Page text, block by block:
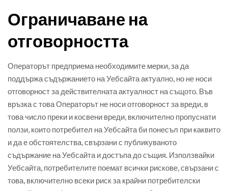
Ограничаване на
отговорността
Операторът предприема необходимите мерки, за да
поддържа съдържанието на Уебсайта актуално, но не носи
отговорност за действителната актуалност на същото. Във
връзка с това Операторът не носи отговорност за вреди, в
това число преки и косвени вреди, включително пропуснати
ползи, които потребител на Уебсайта би понесъл при каквито
и да е обстоятелства, свързани с публикуваното
съдържание на Уебсайта и достъпа до същия. Използвайки
Уебсайта, потребителите поемат всички рискове, свързани с
това, включително всеки риск за крайни потребителски